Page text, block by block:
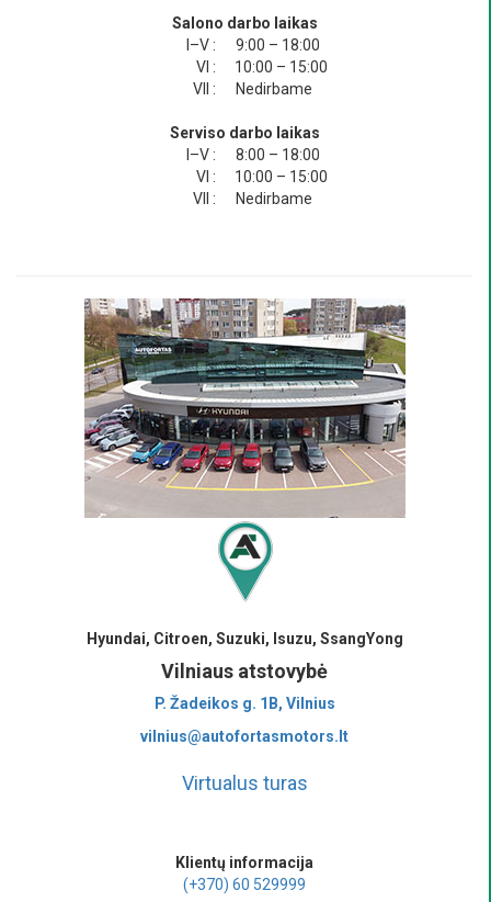
Salono darbo laikas
I–V :
9:00 – 18:00
VI :
10:00 – 15:00
VII :
Nedirbame
Serviso darbo laikas
I–V :
8:00 – 18:00
VI :
10:00 – 15:00
VII :
Nedirbame
Hyundai, Citroen, Suzuki, Isuzu, SsangYong
Vilniaus atstovybė
P. Žadeikos g. 1B, Vilnius
vilnius@autofortasmotors.lt
Virtualus turas
Klientų informacija
(+370) 60 529999